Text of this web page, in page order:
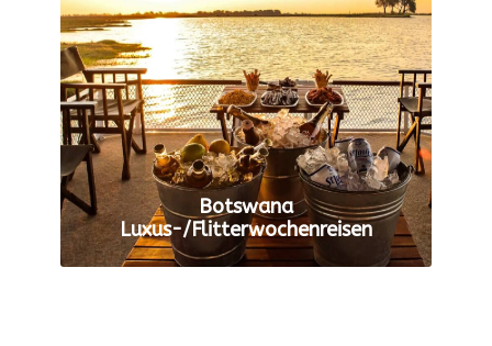
Botswana
Luxus-/Flitterwochenreisen